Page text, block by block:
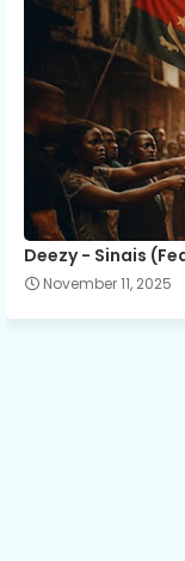
Deezy - Sinais
November 11, 2025